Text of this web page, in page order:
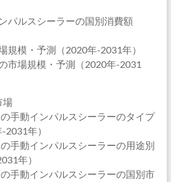
パルスシーラーの国別消費額
規模・予測（2020年-2031年）
市場規模・予測（2020年-2031
場
手動インパルスシーラーのタイプ
年）
手動インパルスシーラーの用途別
年）
手動インパルスシーラーの国別市